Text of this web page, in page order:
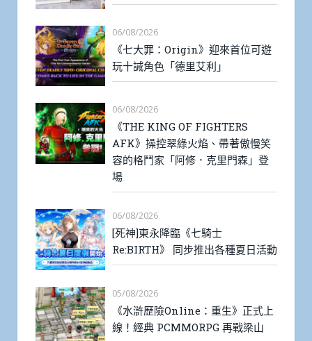
06/08/2026
《七大罪：Origin》迎來首位可遊
玩十誡角色「德里艾利」
06/08/2026
《THE KING OF FIGHTERS
AFK》操控翠綠火焰、帶著傲慢笑
容的格鬥家「阿修．克里門森」登
場
06/08/2026
[死神]東永降臨《七騎士
Re:BIRTH》 同步推出各種夏日活動
05/08/2026
《水滸歷險Online：重生》正式上
線！經典 PCMMORPG 再戰梁山